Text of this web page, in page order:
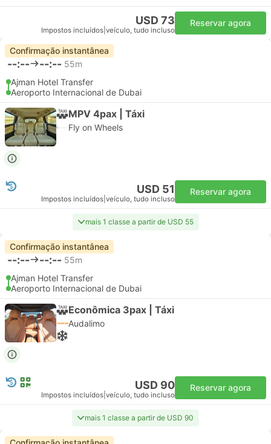
USD 73
Impostos incluídos veículo, tudo incluso
Reservar agora
Confirmação instantânea
--:-- --:-- 55m
Ajman Hotel Transfer
Aeroporto Internacional de Dubai
MPV 4pax | Táxi
Fly on Wheels
USD 51
Impostos incluídos veículo, tudo incluso
Reservar agora
mais 1 classe a partir de USD 55
Confirmação instantânea
--:-- --:-- 55m
Ajman Hotel Transfer
Aeroporto Internacional de Dubai
Econômica 3pax | Táxi
Audalimo
USD 90
Impostos incluídos veículo, tudo incluso
Reservar agora
mais 1 classe a partir de USD 90